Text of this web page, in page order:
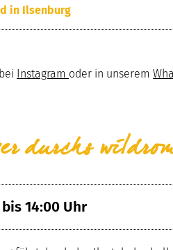
in Ilsenburg
Instagram oder in unserem
durchs
14:00 Uhr